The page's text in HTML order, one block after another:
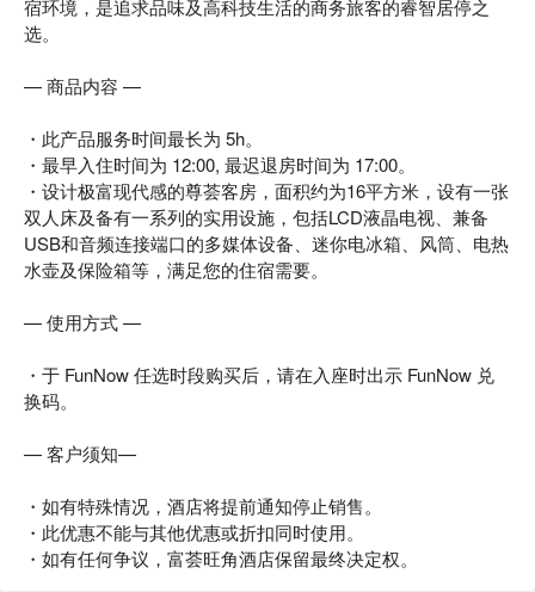
宿环境，是追求品味及高科技生活的商务旅客的睿智居停之
选。
— 商品内容 —
・此产品服务时间最长为 5h。
・最早入住时间为 12:00, 最迟退房时间为 17:00。
・设计极富现代感的尊荟客房，面积约为16平方米，设有一张
双人床及备有一系列的实用设施，包括LCD液晶电视、兼备
USB和音频连接端口的多媒体设备、迷你电冰箱、风筒、电热
水壶及保险箱等，满足您的住宿需要。
— 使用方式 —
・于 FunNow 任选时段购买后，请在入座时出示 FunNow 兑
换码。
— 客户须知—
・如有特殊情况，酒店将提前通知停止销售。
・此优惠不能与其他优惠或折扣同时使用。
・如有任何争议，富荟旺角酒店保留最终决定权。